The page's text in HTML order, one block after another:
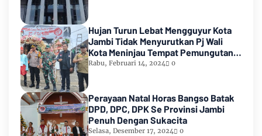
Hujan Turun Lebat Mengguyur Kota
Jambi Tidak Menyurutkan Pj Wali
Kota Meninjau Tempat Pemungutan
Suara Pemilu 2024
Rabu, Februari 14, 2024 0
Perayaan Natal Horas Bangso Batak
DPD, DPC, DPK Se Provinsi Jambi
Penuh Dengan Sukacita
Selasa, Desember 17, 2024 0